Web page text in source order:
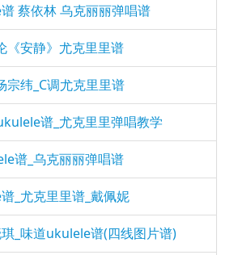
蔡依林 乌克丽丽弹唱谱
《安静》尤克里里谱
纬_C调尤克里里谱
谱_尤克里里弹唱教学
谱_乌克丽丽弹唱谱
_尤克里里谱_戴佩妮
_味道ukulele谱(四线图片谱)